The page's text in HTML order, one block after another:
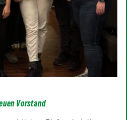
Vorstand